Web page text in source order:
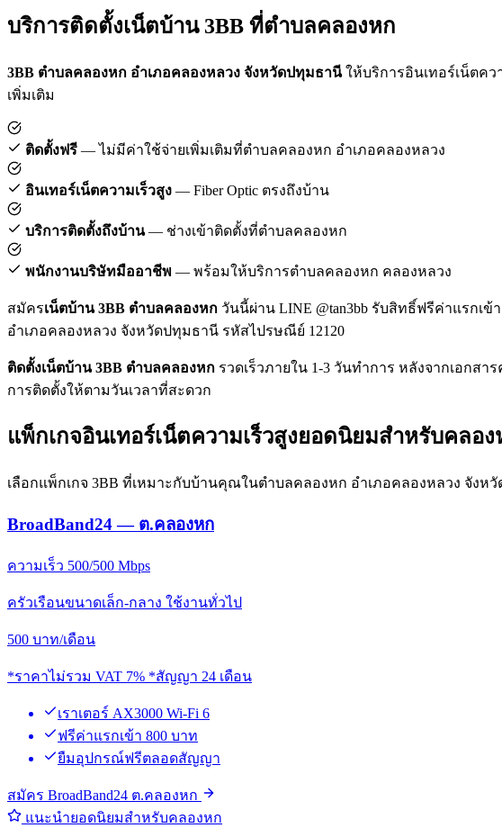
บริการติดตั้งเน็ตบ้าน 3BB ที่ตำบลคลองหก
3BB ตำบลคลองหก อำเภอคลองหลวง จังหวัดปทุมธานีให้บริการอินเทอร์เน็ตค
เพิ่มเติม
ติดตั้งฟรี — ไม่มีค่าใช้จ่ายเพิ่มเติมที่ตำบลคลองหก อำเภอคลองหลวง
อินเทอร์เน็ตความเร็วสูง — Fiber Optic ตรงถึงบ้าน
บริการติดตั้งถึงบ้าน— ช่างเข้าติดตั้งที่ตำบลคลองหก
พนักงานบริษัทมืออาชีพ — พร้อมให้บริการตำบลคลองหก คลองหลวง
สมัครเน็ตบ้าน 3BB ตำบลคลองหก วันนี้ผ่าน LINE @tan3bb รับสิทธิ์ฟรีค่าแรกเ
อำเภอคลองหลวง จังหวัดปทุมธานี รหัสไปรษณีย์ 12120
ติดตั้งเน็ตบ้าน 3BB ตำบลคลองหก รวดเร็วภายใน 1-3 วันทำการ หลังจากเอก
การติดตั้งให้ตามวันเวลาที่สะดวก
แพ็กเกจอินเทอร์เน็ตความเร็วสูงยอดนิยมสำหรับคลอง
เลือกแพ็กเกจ 3BB ที่เหมาะกับบ้านคุณในตำบลคลองหก อำเภอคลองหลวง จังห
BroadBand24 — ต.คลองหก
ความเร็ว 500/500 Mbps
ครัวเรือนขนาดเล็ก-กลาง ใช้งานทั่วไป
500 บาท/เดือน
*ราคาไม่รวม VAT 7% *สัญญา 24 เดือน
เราเตอร์ AX3000 Wi-Fi 6
ฟรีค่าแรกเข้า 800 บาท
ยืมอุปกรณ์ฟรีตลอดสัญญา
สมัคร BroadBand24 ต.คลองหก
แนะนำยอดนิยมสำหรับคลองหก